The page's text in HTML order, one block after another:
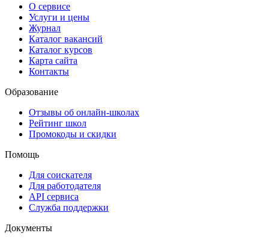
О сервисе
Услуги и цены
Журнал
Каталог вакансий
Каталог курсов
Карта сайта
Контакты
Образование
Отзывы об онлайн-школах
Рейтинг школ
Промокоды и скидки
Помощь
Для соискателя
Для работодателя
API сервиса
Служба поддержки
Документы